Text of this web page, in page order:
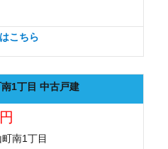
こちら
1丁目 中古戸建
南1丁目